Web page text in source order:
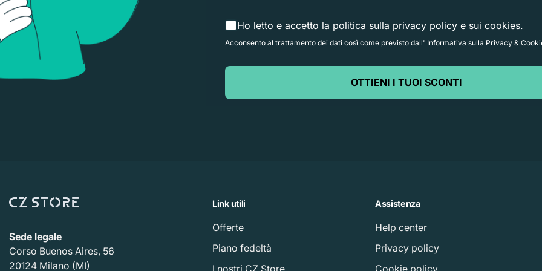
Ho letto e accetto la politica sulla privacy policye sui cookies.
Acconsento al trattamento dei dati così come previsto dall' Informativa sulla Privacy &
OTTIENI I TUOI SCONTI
Sede legale
Corso Buenos Aires, 56
20124 Milano (MI)
Link utili
Offerte
Piano fedeltà
Assistenza
Help center
Privacy policy